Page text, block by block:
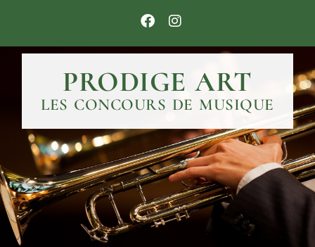
PRODIGE ART
LES CONCOURS DE MUSIQUE